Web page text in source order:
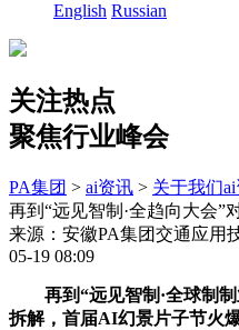
English Russian
关注热点
聚焦行业峰会
PA集团 > ai资讯 > 关于我们
再到“远见智制·全趋向大会”
来源：安徽PA集团交通应用
05-19 08:09
再到“远见智制·全球制制
拆解，首届AI幻景片子节火